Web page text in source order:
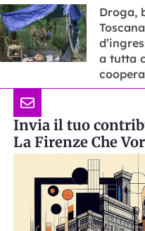
Droga,
a tutta
Invia il tuo
La Firenze Che